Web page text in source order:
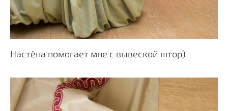
Настёна помогает мне с вывеской штор)